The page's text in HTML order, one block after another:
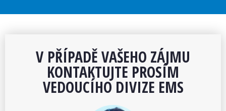
V PŘÍPADĚ VAŠEHO ZÁJMU
KONTAKTUJTE PROSÍM
VEDOUCÍHO DIVIZE EMS